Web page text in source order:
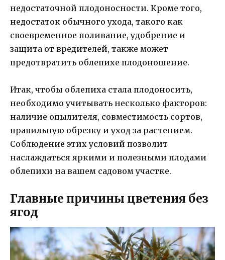
недостаточной плодоносности. Кроме того,
недостаток обычного ухода, такого как
своевременное поливание, удобрение и
защита от вредителей, также может
предотвратить облепихе плодоношение.
Итак, чтобы облепиха стала плодоносить,
необходимо учитывать несколько факторов:
наличие опылителя, совместимость сортов,
правильную обрезку и уход за растением.
Соблюдение этих условий позволит
наслаждаться яркими и полезными плодами
облепихи на вашем садовом участке.
Главные причины цветения без
ягод